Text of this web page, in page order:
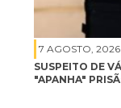
7 AGOSTO, 2026
SUSPEITO DE
"APANHA"